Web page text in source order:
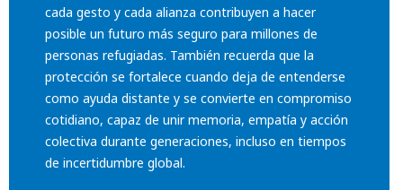
cada gesto y cada alianza contribuyen a hacer
posible un futuro más seguro para millones de
personas refugiadas. También recuerda que la
protección se fortalece cuando deja de entenderse
como ayuda distante y se convierte en compromiso
cotidiano, capaz de unir memoria, empatía y acción
colectiva durante generaciones, incluso en tiempos
de incertidumbre global.